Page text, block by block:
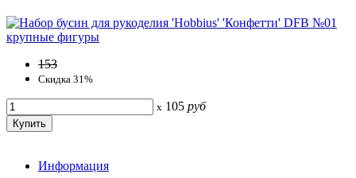
153
Скидка 31%
x 105 руб
Информация